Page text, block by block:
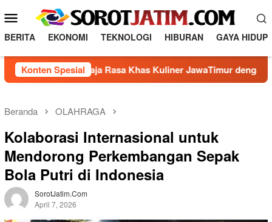
o
a
e
u
M
b
l
e
BERITA EKONOMI TEKNOLOGI HIBURAN GAYA HIDUP
Konten Spesial
Membuat Raja Rasa Khas Kuliner JawaTimur dengan 5 Bahan
Beranda OLAHRAGA
Kolaborasi Internasional untuk
Mendorong Perkembangan Sepak
Bola Putri di Indonesia
SorotJatim.com
April 7, 2026